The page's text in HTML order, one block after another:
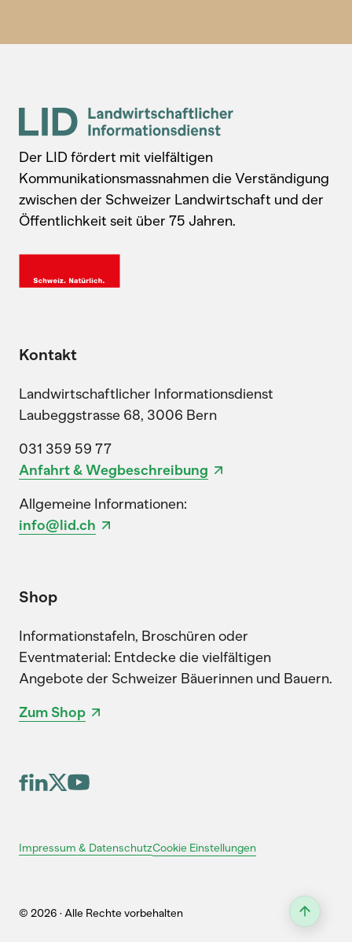
Der LID fördert mit vielfältigen
Kommunikationsmassnahmen die Verständigung
zwischen der Schweizer Landwirtschaft und der
Öffentlichkeit seit über 75 Jahren.
Kontakt
Landwirtschaftlicher Informationsdienst
Laubeggstrasse 68, 3006 Bern
031 359 59 77
Anfahrt & Wegbeschreibung
Allgemeine Informationen:
info@lid.ch
Shop
Informationstafeln, Broschüren oder
Eventmaterial: Entdecke die vielfältigen
Angebote der Schweizer Bäuerinnen und Bauern.
Zum Shop
Impressum & DatenschutzCookie Einstellungen
© 2026 · Alle Rechte vorbehalten